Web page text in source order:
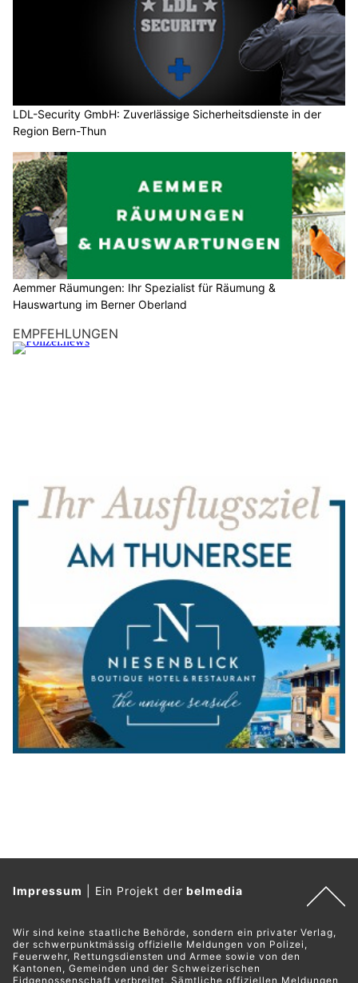
LDL-Security GmbH: Zuverlässige Sicherheitsdienste in der
Region Bern-Thun
Aemmer Räumungen: Ihr Spezialist für Räumung &
Hauswartung im Berner Oberland
EMPFEHLUNGEN
Impressum Ein Projekt derbelmedia
Wir sind keine staatliche Behörde, sondern ein privater Verlag,
der schwerpunktmässig offizielle Meldungen von Polizei,
Feuerwehr, Rettungsdiensten und Armee sowie von den
Kantonen, Gemeinden und der Schweizerischen
Eidgenossenschaft verbreitet. Sämtliche offiziellen Meldungen